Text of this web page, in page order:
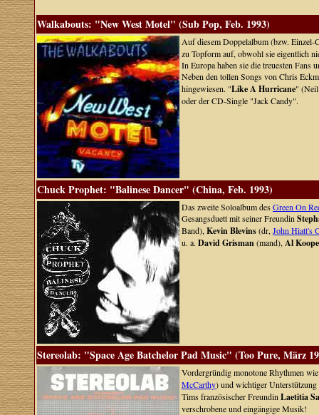
Walkabouts: "New West Motel" (Sub Pop, Feb. 1993)
Auf diesem Doppelalbum (bzw.
zu Topform auf, obwohl sie eigentlich
In Europa haben sie die treuesten Fans
Neben den tollen Songs von Chris
hingewiesen. "Like A Hurricane"
oder der CD-Single "Jack Candy".
Chuck Prophet: "Balinese Dancer" (China, Feb. 1993)
Das zweite Soloalbum desGreen On
Gesangsduett mit seiner Freundin
Band), Kevin Blevins(dr, John Hiatt's
u. a. David Grisman(mand), Al
Stereolab: "Space Age Batchelor Pad Music" (Too Pure, März
Vordergründig monotone Rhythmen
McCarthy) und wichtiger
Tims französischer Freundin Laetitia
verschrobene und eingängige Musik!